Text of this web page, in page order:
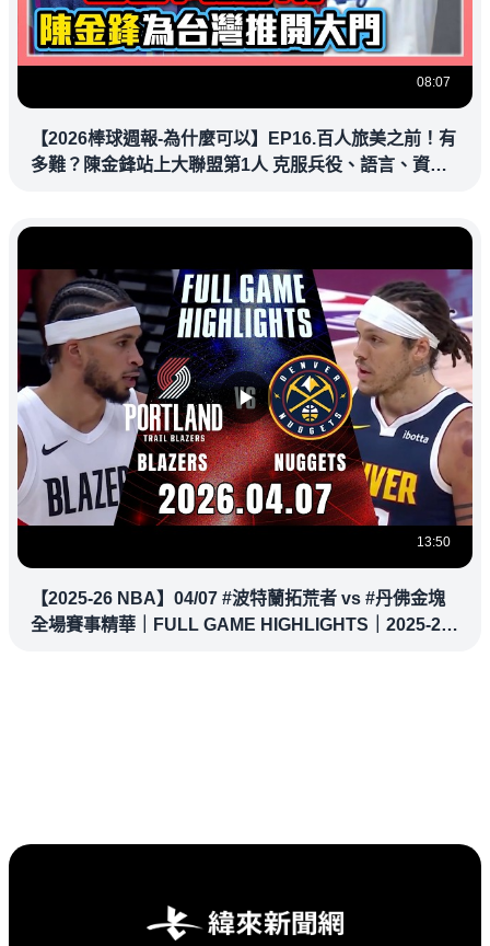
08:07
【2026棒球週報-為什麼可以】EP16.百人旅美之前！有
多難？陳金鋒站上大聯盟第1人 克服兵役、語言、資訊
13:50
【2025-26 NBA】04/07 #波特蘭拓荒者 vs #丹佛金塊
全場賽事精華｜FULL GAME HIGHLIGHTS｜2025-26